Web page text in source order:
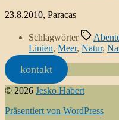
23.8.2010, Paracas
Schlagwörter
Linien, Meer, Natur,
kontakt
© 2026 Jesko Habert
Präsentiert von WordPress